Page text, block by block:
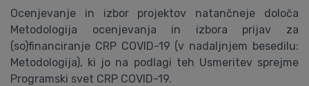
Ocenjevanje in izbor projektov natančneje določa
Metodologija ocenjevanja in izbora prijav za
(so)financiranje CRP COVID-19 (v nadaljnjem besedilu:
Metodologija), ki jo na podlagi teh Usmeritev sprejme
Programski svet CRP COVID-19.